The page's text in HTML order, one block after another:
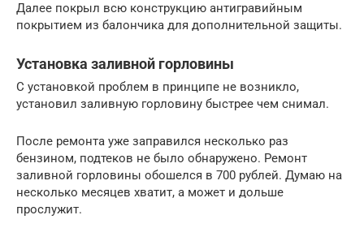
Далее покрыл всю конструкцию антигравийным
покрытием из балончика для дополнительной защиты.
Установка заливной горловины
С установкой проблем в принципе не возникло,
установил заливную горловину быстрее чем снимал.
После ремонта уже заправился несколько раз
бензином, подтеков не было обнаружено. Ремонт
заливной горловины обошелся в 700 рублей. Думаю на
несколько месяцев хватит, а может и дольше
прослужит.